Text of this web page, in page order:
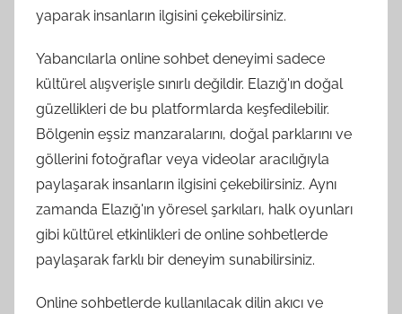
yaparak insanların ilgisini çekebilirsiniz.
Yabancılarla online sohbet deneyimi sadece
kültürel alışverişle sınırlı değildir. Elazığ'ın doğal
güzellikleri de bu platformlarda keşfedilebilir.
Bölgenin eşsiz manzaralarını, doğal parklarını ve
göllerini fotoğraflar veya videolar aracılığıyla
paylaşarak insanların ilgisini çekebilirsiniz. Aynı
zamanda Elazığ'ın yöresel şarkıları, halk oyunları
gibi kültürel etkinlikleri de online sohbetlerde
paylaşarak farklı bir deneyim sunabilirsiniz.
Online sohbetlerde kullanılacak dilin akıcı ve